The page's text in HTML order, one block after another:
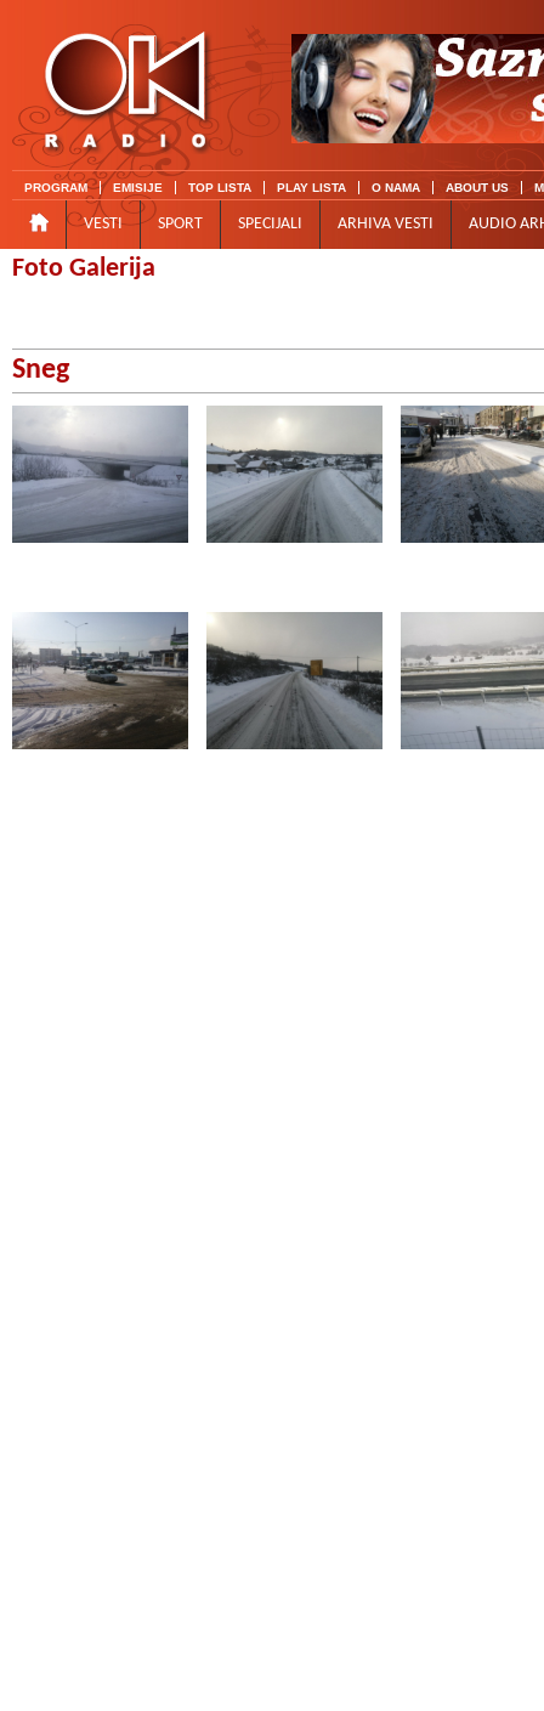
PROGRAM EMISIJE TOP LISTA PLAY LISTA O NAMA ABOUT US
VESTI SPORT SPECIJALI ARHIVA VESTI AUDIO
Foto Galerija
Sneg